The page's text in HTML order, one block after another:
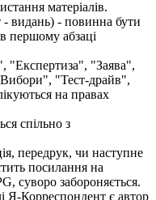
матеріалів.
- видань) - повинна бути
першому абзаці
"Експертиза", "Заява",
"Тест-драйв",
на правах
спільно з
передрук, чи наступне
посилання на
суворо забороняється.
Я-Корреспондент є автор